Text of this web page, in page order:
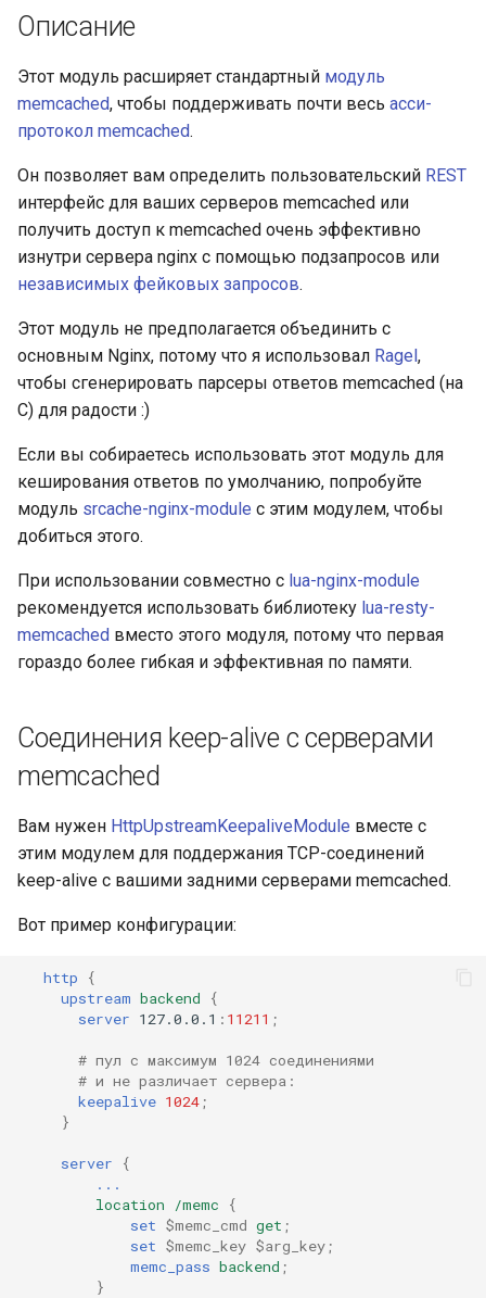
Описание
Этот модуль расширяет стандартный модуль
memcached, чтобы поддерживать почти весь асси-
протокол memcached.
Он позволяет вам определить пользовательский REST
интерфейс для ваших серверов memcached или
получить доступ к memcached очень эффективно
изнутри сервера nginx с помощью подзапросов или
независимых фейковых запросов.
Этот модуль не предполагается объединить с
основным Nginx, потому что я использовал Ragel,
чтобы сгенерировать парсеры ответов memcached (на
C) для радости :)
Если вы собираетесь использовать этот модуль для
кеширования ответов по умолчанию, попробуйте
модуль srcache-nginx-module с этим модулем, чтобы
добиться этого.
При использовании совместно с lua-nginx-module
рекомендуется использовать библиотеку lua-resty-
memcached вместо этого модуля, потому что первая
гораздо более гибкая и эффективная по памяти.
Соединения keep-alive с серверами
memcached
Вам нужен HttpUpstreamKeepaliveModule вместе с
этим модулем для поддержания TCP-соединений
keep-alive с вашими задними серверами memcached.
Вот пример конфигурации:
http
{
upstream backend
{
server 127.0.0.1 : 11211 ;
# пул с максимум 1024 соединениями
# и не различает сервера:
keepalive 1024 ;
}
server
{
...
location
/memc
{
set $memc_cmd get ;
set $memc_key $arg_key ;
memc_pass backend ;
}